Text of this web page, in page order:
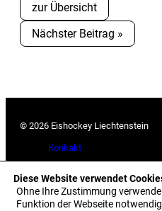
zur Übersicht
Nächster Beitrag »
© 2026 Eishockey Liechtenstein
Konkakt
Medienarchiv
Diese Website verwendet
Ohne Ihre Zustimmung
Funktion der Webseite